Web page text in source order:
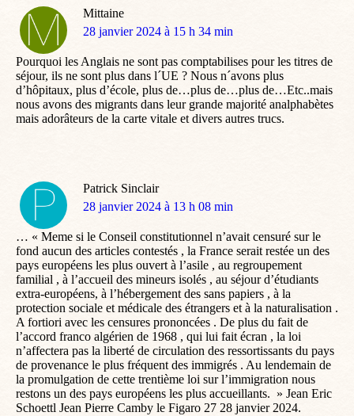
Mittaine
dit
28 janvier 2024 à 15 h 34 min
Pourquoi les Anglais ne sont pas comptabilises pour les titres de
séjour, ils ne sont plus dans l´UE ? Nous n´avons plus
d’hôpitaux, plus d’école, plus de…plus de…plus de…Etc..mais
nous avons des migrants dans leur grande majorité analphabètes
mais adorâteurs de la carte vitale et divers autres trucs.
Patrick Sinclair
dit
28 janvier 2024 à 13 h 08 min
… « Meme si le Conseil constitutionnel n’avait censuré sur le
fond aucun des articles contestés , la France serait restée un des
pays européens les plus ouvert à l’asile , au regroupement
familial , à l’accueil des mineurs isolés , au séjour d’étudiants
extra-européens, à l’hébergement des sans papiers , à la
protection sociale et médicale des étrangers et à la naturalisation .
A fortiori avec les censures prononcées . De plus du fait de
l’accord franco algérien de 1968 , qui lui fait écran , la loi
n’affectera pas la liberté de circulation des ressortissants du pays
de provenance le plus fréquent des immigrés . Au lendemain de
la promulgation de cette trentième loi sur l’immigration nous
restons un des pays européens les plus accueillants. » Jean Eric
Schoettl Jean Pierre Camby le Figaro 27 28 janvier 2024.